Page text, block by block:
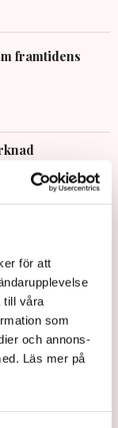
för att
till våra
som
och annons-
Läs mer på
framtidens